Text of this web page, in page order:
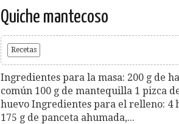
Quiche mantecoso
Recetas
Ingredientes para la masa: 200 g de
común 100 g de mantequilla 1 pizca
huevo Ingredientes para el relleno: 4
175 g de panceta ahumada,...